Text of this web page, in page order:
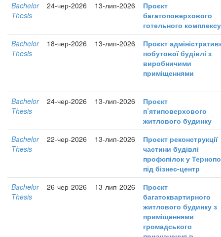
Bachelor
Thesis
24-чер-2026 13-лип-2026
Проєкт
багатоповерхового
готельного комплексу
Bachelor
Thesis
18-чер-2026 13-лип-2026
Проєкт
побутової будівлі з
виробничими
приміщеннями
Bachelor
Thesis
24-чер-2026 13-лип-2026
Проєкт
п’ятиповерхового
житлового будинку
Bachelor
Thesis
22-чер-2026 13-лип-2026
Проєкт реконструкції
частини будівлі
профспілок у
під бізнес-центр
Bachelor
Thesis
26-чер-2026 13-лип-2026
Проєкт
багатоквартирного
житлового будинку з
приміщеннями
громадського